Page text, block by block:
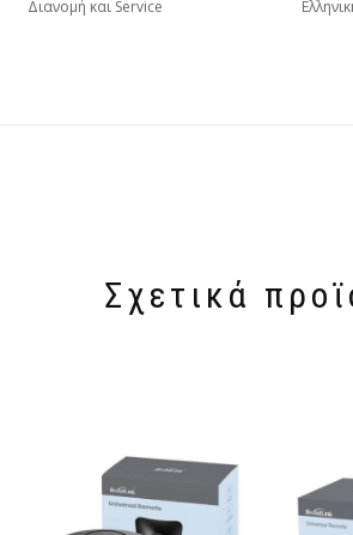
Διανομή και Service
Σχετικά